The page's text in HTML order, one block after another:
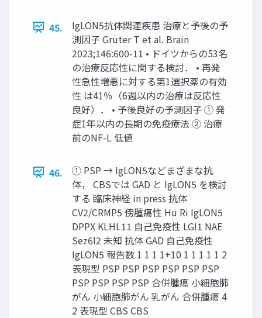
45.
IgLON5抗体関連疾患 治療と予後の予
測因子 Grüter T et al. Brain
2023;146:600-11 • ドイツからの53名
の治療反応性に関する検討． • 再発
性急性増悪に対する第1選択薬の有効
性 は41％（6週以内の治療は反応性
良好）． • 予後良好の予測因子 ① 発
症1年以内の長期の免疫療法 ② 治療
前のNF-L 低値
46.
① PSP → IgLON5などまざまな抗
体， CBSでは GAD と IgLON5 を検討
する 臨床神経 in press 抗体
CV2/CRMP5 傍腫瘍性 Hu Ri IgLON5
DPPX KLHL11 自己免疫性 LGI1 NAE
Sez6l2 未知 抗体 GAD 自己免疫性
IgLON5 報告数 1 1 1 1+10 1 1 1 1 1 2
表現型 PSP PSP PSP PSP PSP PSP
PSP PSP PSP PSP 合併腫瘍 小細胞肺
がん 小細胞肺がん 乳がん 合併腫瘍 4
2 表現型 CBS CBS